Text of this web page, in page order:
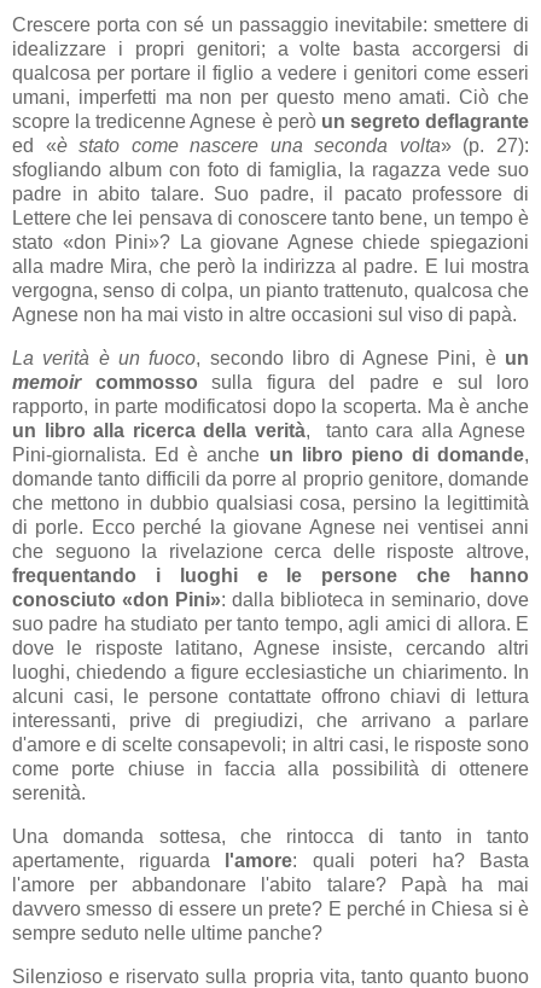
Crescere porta con sé un passaggio inevitabile: smettere di
idealizzare i propri genitori; a volte basta accorgersi di
qualcosa per portare il figlio a vedere i genitori come esseri
umani, imperfetti ma non per questo meno amati. Ciò che
scopre la tredicenne Agnese è però un segreto deflagrante
ed «è stato come nascere una seconda volta» (p. 27):
sfogliando album con foto di famiglia, la ragazza vede suo
padre in abito talare. Suo padre, il pacato professore di
Lettere che lei pensava di conoscere tanto bene, un tempo è
stato «don Pini»? La giovane Agnese chiede spiegazioni
alla madre Mira, che però la indirizza al padre. E lui mostra
vergogna, senso di colpa, un pianto trattenuto, qualcosa che
Agnese non ha mai visto in altre occasioni sul viso di papà.
La verità è un fuoco, secondo libro di Agnese Pini, è un
memoircommosso sulla figura del padre e sul loro
rapporto, in parte modificatosi dopo la scoperta. Ma è anche
un libro alla ricerca della verità, tanto cara alla Agnese
Pini-giornalista. Ed è anche un libro pieno di domande,
domande tanto difficili da porre al proprio genitore, domande
che mettono in dubbio qualsiasi cosa, persino la legittimità
di porle. Ecco perché la giovane Agnese nei ventisei anni
che seguono la rivelazione cerca delle risposte altrove,
frequentando i luoghi e le persone che hanno
conosciuto «don Pini»: dalla biblioteca in seminario, dove
suo padre ha studiato per tanto tempo, agli amici di allora. E
dove le risposte latitano, Agnese insiste, cercando altri
luoghi, chiedendo a figure ecclesiastiche un chiarimento. In
alcuni casi, le persone contattate offrono chiavi di lettura
interessanti, prive di pregiudizi, che arrivano a parlare
d'amore e di scelte consapevoli; in altri casi, le risposte sono
come porte chiuse in faccia alla possibilità di ottenere
serenità.
Una domanda sottesa, che rintocca di tanto in tanto
apertamente, riguarda
l'amore: quali poteri ha? Basta
l'amore per abbandonare l'abito talare? Papà ha mai
davvero smesso di essere un prete? E perché in Chiesa si è
sempre seduto nelle ultime panche?
Silenzioso e riservato sulla propria vita, tanto quanto buono